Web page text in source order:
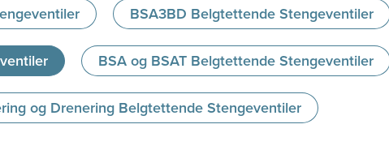
BSA3BD Belgtettende Stengeventiler
BSA og BSAT Belgtettende Stengeventiler
og Drenering Belgtettende Stengeventiler